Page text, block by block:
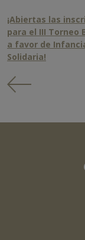
¡Abiertas las
para el III Torneo
a favor de
Solidaria!